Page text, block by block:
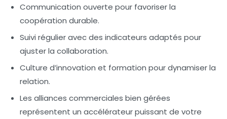
Communication ouverte pour favoriser la
coopération durable.
Suivi régulieravec des indicateurs adaptés pour
ajuster la collaboration.
Culture d’innovation et formation pour dynamiser la
relation.
Les alliances commerciales bien gérées
représentent un accélérateur puissant de votre